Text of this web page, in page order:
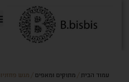
עמוד הבית/מתוקים ומאפים/ מגש פחזניות